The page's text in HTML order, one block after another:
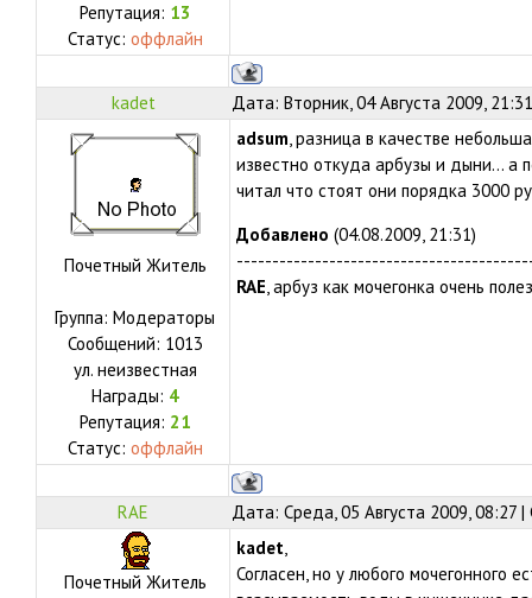
Репутация: 13
Статус: оффлайн
kadet Дата: Вторник, 04 Августа 2009,
Почетный Житель
Группа: Модераторы
Сообщений: 1013
ул. неизвестная
Награды: 4
Репутация: 21
Статус: оффлайн
adsum, разница в качестве
известно откуда арбузы и дыни... а
читал что стоят они порядка 3000
Добавлено (04.08.2009, 21:31)
RAE, арбуз как мочегонка очень
RAE Дата: Среда, 05 Августа 2009, 08:27
Почетный Житель
kadet,
Согласен, но у любого мочегонного